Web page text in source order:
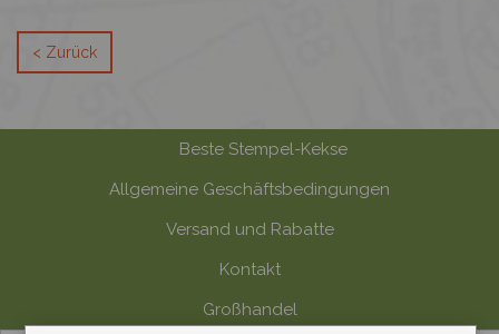
< Zurück
Beste Stempel-Kekse
Allgemeine Geschäftsbedingungen
Versand und Rabatte
Kontakt
Großhandel